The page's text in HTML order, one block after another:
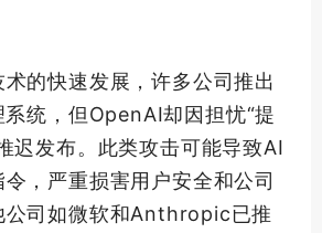
的快速发展，许多公司推出
统，但OpenAI却因担忧“提
迟发布。此类攻击可能导致AI
，严重损害用户安全和公司
公司如微软和Anthropic已推